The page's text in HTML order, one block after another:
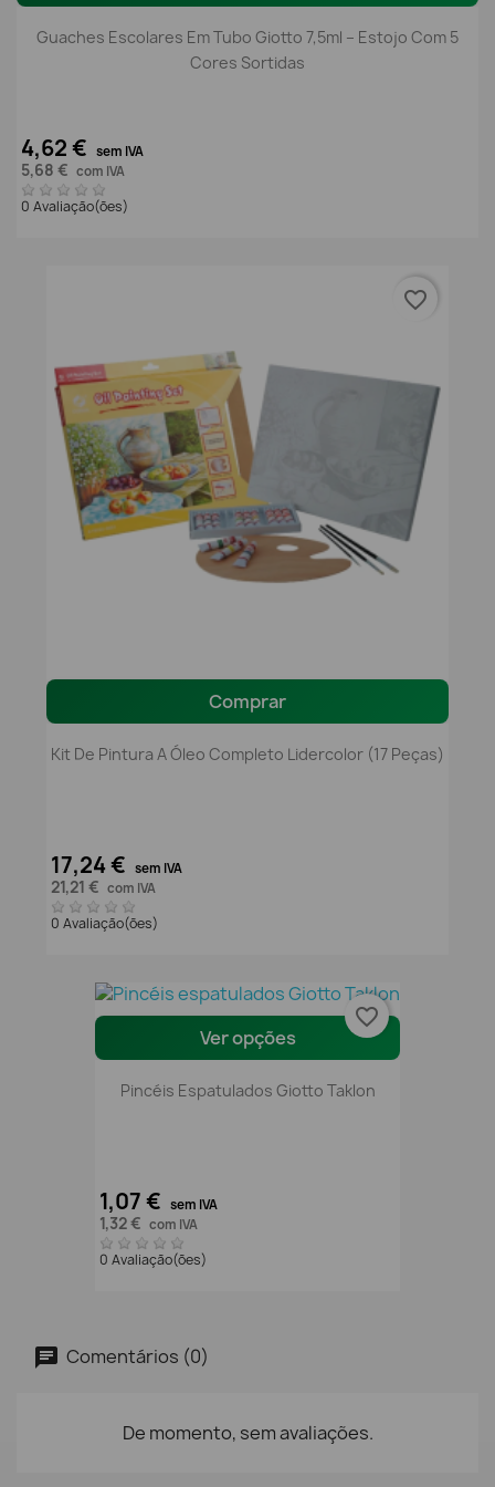
Guaches Escolares Em Tubo Giotto 7,5ml – Estojo Com 5
Cores Sortidas
4,62 € sem IVA
5,68 € com IVA
0 Avaliação(ões)
Comprar
Kit De Pintura A Óleo Completo Lidercolor (17 Peças)
17,24 € sem IVA
21,21 € com IVA
0 Avaliação(ões)
favorite_border
Ver opções
Pincéis Espatulados Giotto Taklon
1,07 € sem IVA
1,32 € com IVA
0 Avaliação(ões)
favorite_border
Comentários (0)
De momento, sem avaliações.